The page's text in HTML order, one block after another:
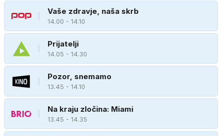
Vaše zdravje, naša skrb
14.00 - 14.10
Prijatelji
14.05 - 14.30
Pozor, snemamo
13.45 - 14.10
Na kraju zločina: Miami
13.45 - 14.35